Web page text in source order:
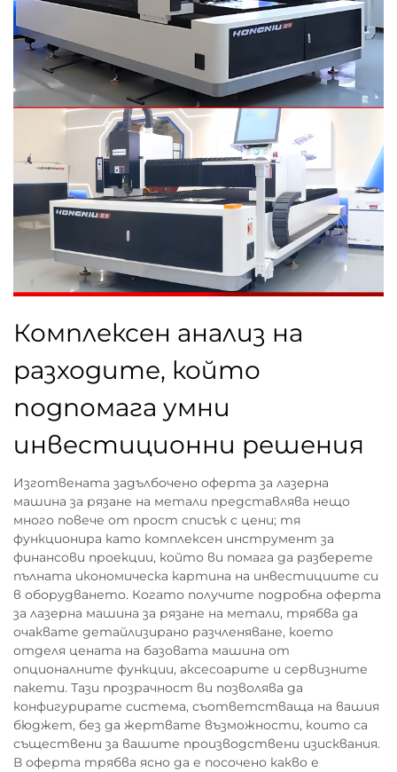
Комплексен анализ на
разходите, който
подпомага умни
инвестиционни решения
Изготвената задълбочено оферта за лазерна
машина за рязане на метали представлява нещо
много повече от прост списък с цени; тя
функционира като комплексен инструмент за
финансови проекции, който ви помага да разберете
пълната икономическа картина на инвестициите си
в оборудването. Когато получите подробна оферта
за лазерна машина за рязане на метали, трябва да
очаквате детайлизирано разчленяване, което
отделя цената на базовата машина от
опционалните функции, аксесоарите и сервизните
пакети. Тази прозрачност ви позволява да
конфигурирате система, съответстваща на вашия
бюджет, без да жертвате възможности, които са
съществени за вашите производствени изисквания.
В оферта трябва ясно да е посочено какво е